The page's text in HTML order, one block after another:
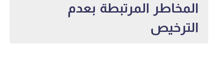
المخاطر المرتبطة بعدم
الترخيص